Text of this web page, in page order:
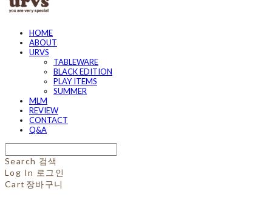
HOME
ABOUT
URVS
TABLEWARE
BLACK EDITION
PLAY ITEMS
SUMMER
MLM
REVIEW
CONTACT
Q&A
Search 검색
Log In 로그인
Cart 장바구니